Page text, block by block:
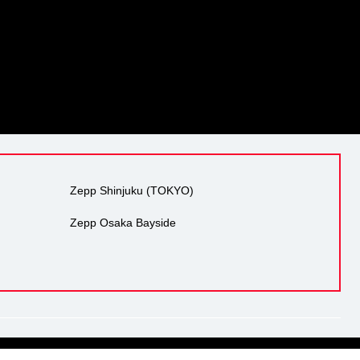
Zepp Shinjuku (TOKYO)
Zepp Osaka Bayside